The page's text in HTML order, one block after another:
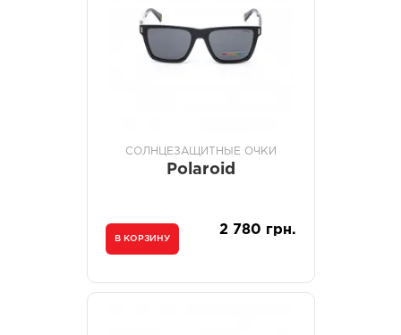
СОЛНЦЕЗАЩИТНЫЕ ОЧКИ
Polaroid
В КОРЗИНУ
2 780 грн.